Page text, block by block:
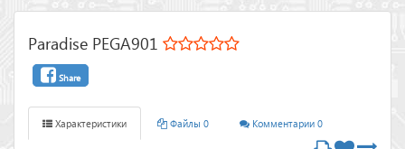
Paradise PEGA901
Share
Характеристики Файлы 0 Комментарии 0